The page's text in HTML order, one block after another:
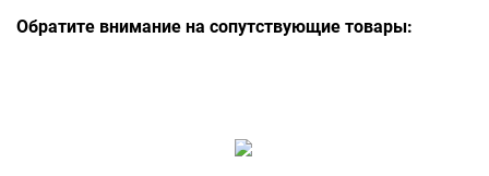
Обратите внимание на сопутствующие товары: